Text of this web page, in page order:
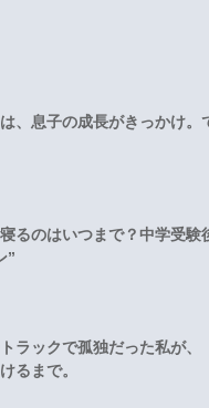
、息子の成長がきっかけ。
るのはいつまで？中学受験
”
トラックで孤独だった私が、
るまで。